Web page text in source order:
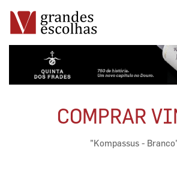
COMPRAR
"Kompassus -